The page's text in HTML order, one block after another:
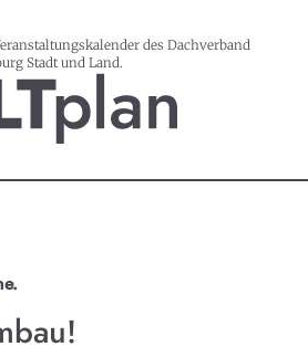
des Dachverband
Stadt und Land.